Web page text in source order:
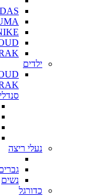
ילדים
נעלי ריצה
נשים
כדורגל